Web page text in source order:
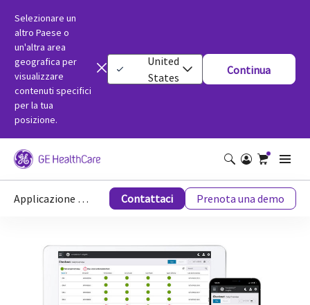
Selezionare un
altro Paese o
un'altra area
geografica per
visualizzare
contenuti specifici
per la tua
posizione.
United
States
Continua
Applicazione Checkout di Carestation Insights Contattaci Prenota una demo